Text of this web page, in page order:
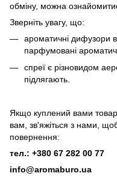
обміну, можна
Зверніть увагу, що:
ароматичні дифузори
парфумовані
спреї є різновидом
підлягають.
Якщо куплений вами
вам, зв'яжіться з нами,
повернення:
тел.: +380 67 282 00 77
info@aromaburo.ua